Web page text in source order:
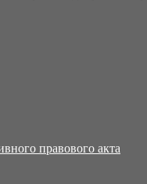
правового акта